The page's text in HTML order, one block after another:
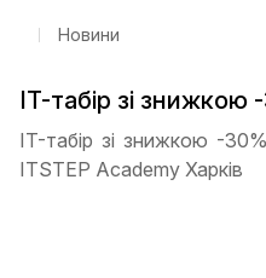
Новини
IT-табір зі знижкою
IT-табір зі знижкою -
ITSTEP Academy Харків